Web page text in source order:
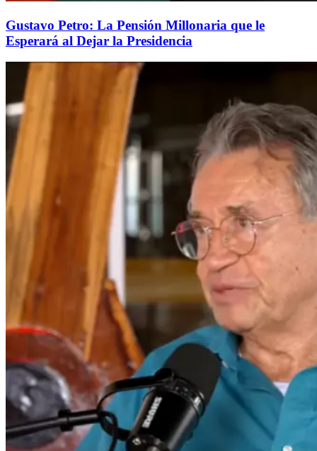
Gustavo Petro: La Pensión Millonaria que le
Esperará al Dejar la Presidencia